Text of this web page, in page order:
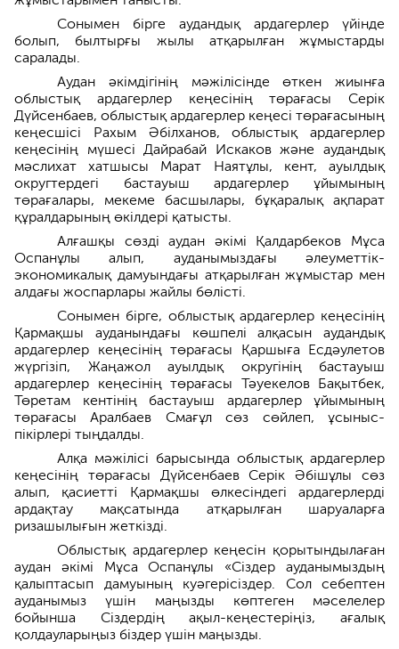
Сонымен бірге аудандық ардагерлер үйінде
болып, былтырғы жылы атқарылған жұмыстарды
саралады.
Аудан әкімдігінің мәжілісінде өткен жиынға
облыстық ардагерлер кеңесінің төрағасы Серік
Дүйсенбаев, облыстық ардагерлер кеңесі төрағасының
кеңесшісі Рахым Әбілханов, облыстық ардагерлер
кеңесінің мүшесі Дайрабай Искаков және аудандық
мәслихат хатшысы Марат Наятұлы, кент, ауылдық
округтердегі бастауыш ардагерлер ұйымының
төрағалары, мекеме басшылары, бұқаралық ақпарат
құралдарының өкілдері қатысты.
Алғашқы сөзді аудан әкімі Қалдарбеков Мұса
Оспанұлы алып, ауданымыздағы әлеуметтік-
экономикалық дамуындағы атқарылған жұмыстар мен
алдағы жоспарлары жайлы бөлісті.
Сонымен бірге, облыстық ардагерлер кеңесінің
Қармақшы ауданындағы көшпелі алқасын аудандық
ардагерлер кеңесінің төрағасы Қаршыға Есдәулетов
жүргізіп, Жаңажол ауылдық округінің бастауыш
ардагерлер кеңесінің төрағасы Тәуекелов Бақытбек,
Төретам кентінің бастауыш ардагерлер ұйымының
төрағасы Аралбаев Смағұл сөз сөйлеп, ұсыныс-
пікірлері тыңдалды.
Алқа мәжілісі барысында облыстық ардагерлер
кеңесінің төрағасы Дүйсенбаев Серік Әбішұлы сөз
алып, қасиетті Қармақшы өлкесіндегі ардагерлерді
ардақтау мақсатында атқарылған шаруаларға
ризашылығын жеткізді.
Облыстық ардагерлер кеңесін қорытындылаған
аудан әкімі Мұса Оспанұлы «Сіздер ауданымыздың
қалыптасып дамуының куәгерісіздер. Сол себептен
ауданымыз үшін маңызды көптеген мәселелер
бойынша Сіздердің ақыл-кеңестеріңіз, ағалық
қолдауларыңыз біздер үшін маңызды.